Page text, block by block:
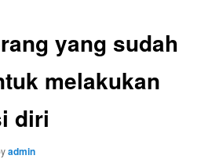
yang sudah
melakukan
diri
admin